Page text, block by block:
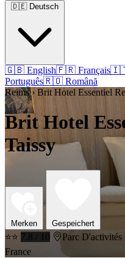
🇬🇧 English🇫🇷 Français🇮🇹
Português🇷🇴 Română
Reims › Brit Hotel Essentiel
Brit Hotel
Taissy
Merken Gespeichert
⭐⭐ 7.8 / 10
Parc
France